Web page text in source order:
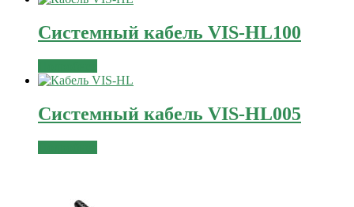
Системный кабель VIS-HL100
Системный кабель VIS-HL005